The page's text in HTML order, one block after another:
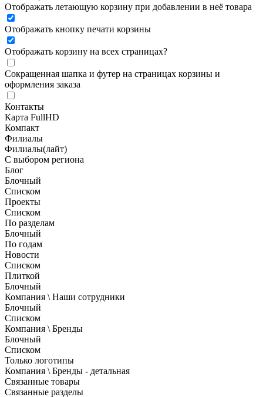
Отображать летающую корзину при добавлении в неё товара
Отображать кнопку печати корзины
Отображать корзину на всех страницах?
Сокращенная шапка и футер на страницах корзины и
оформления заказа
Контакты
Карта FullHD
Компакт
Филиалы
Филиалы(лайт)
С выбором региона
Блог
Блочный
Списком
Проекты
Списком
По разделам
Блочный
По годам
Новости
Списком
Плиткой
Блочный
Компания \ Наши сотрудники
Блочный
Списком
Компания \ Бренды
Блочный
Списком
Только логотипы
Компания \ Бренды - детальная
Связанные товары
Связанные разделы